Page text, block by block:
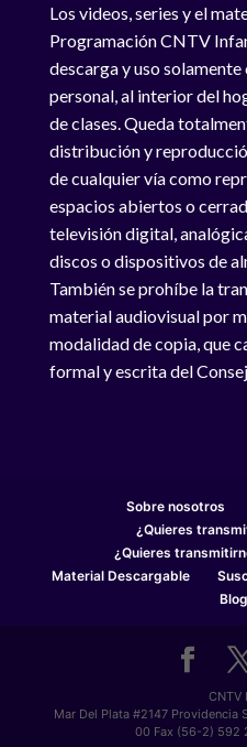
Los videos, series y el
Programación CNTV
descarga y uso
personal, al interior del
de clases. Queda
distribución y
de cualquier vía como
espacios abiertos o
televisión digital,
discos o dispositivos de
También se prohíbe la
material audiovisual por
modalidad de copia, que
formal y escrita del
Sobre nosotros
¿Quieres
¿Quieres
Material Descargable
Blog
CNTV
Mar Del Plata #2147
00 Fax (56-2) 592